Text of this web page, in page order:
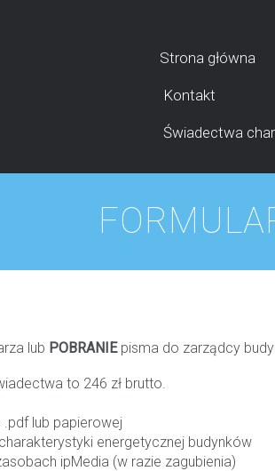
Strona główna
Kontakt
Świadectwa
lub POBRANIEpisma do zarządcy
to 246 zł brutto.
lub papierowej
energetycznej budynków
ipMedia (w razie zagubienia)